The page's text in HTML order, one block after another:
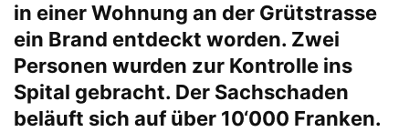
in einer Wohnung an der Grütstrasse
ein Brand entdeckt worden. Zwei
Personen wurden zur Kontrolle ins
Spital gebracht. Der Sachschaden
beläuft sich auf über 10‘000 Franken.